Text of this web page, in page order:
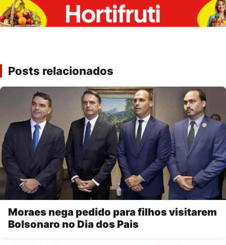
Posts relacionados
Moraes nega pedido para filhos visitarem
Bolsonaro no Dia dos Pais